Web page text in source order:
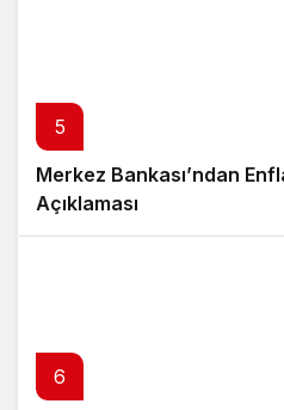
5
Merkez Bankası’ndan
Açıklaması
6